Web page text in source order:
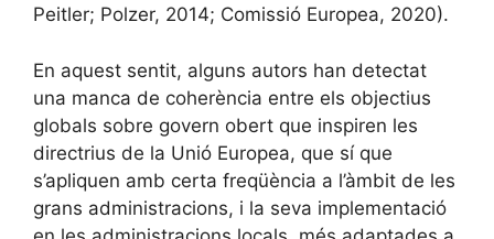
Peitler; Polzer, 2014; Comissió Europea, 2020).
En aquest sentit, alguns autors han detectat
una manca de coherència entre els objectius
globals sobre govern obert que inspiren les
directrius de la Unió Europea, que sí que
s’apliquen amb certa freqüència a l’àmbit de les
grans administracions, i la seva implementació